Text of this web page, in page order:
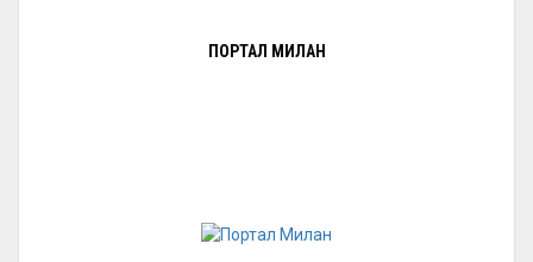
ПОРТАЛ МИЛАН